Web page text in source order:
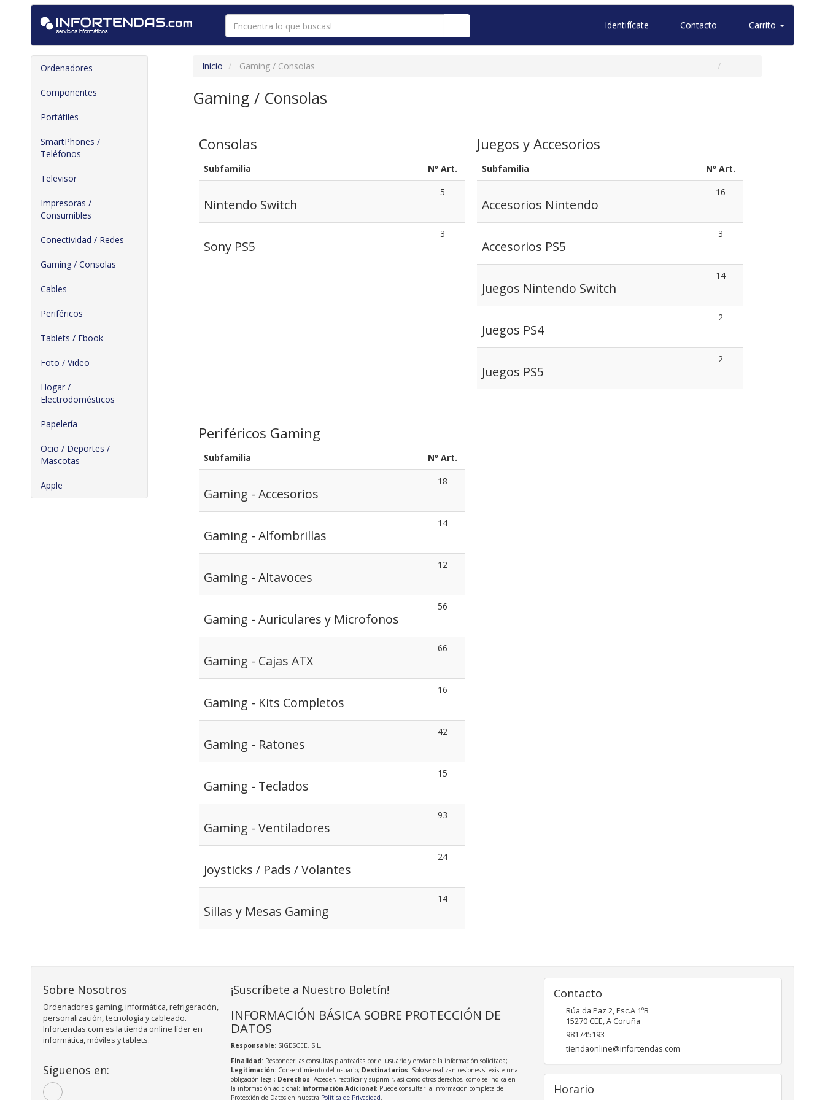
Identifícate Contacto Carrito
Ordenadores
Componentes
Portátiles
SmartPhones /
Teléfonos
Televisor
Impresoras /
Consumibles
Conectividad / Redes
Gaming / Consolas
Cables
Periféricos
Tablets / Ebook
Foto / Video
Hogar /
Electrodomésticos
Papelería
Ocio / Deportes /
Mascotas
Apple
Inicio Gaming / Consolas
Gaming / Consolas
Consolas
Subfamilia Nº Art.
Nintendo Switch
5
Sony PS5
3
Juegos y Accesorios
Subfamilia Nº Art.
Accesorios Nintendo
16
Accesorios PS5
3
Juegos Nintendo Switch
14
Juegos PS4
2
Juegos PS5
2
Periféricos Gaming
Subfamilia Nº Art.
Gaming - Accesorios
18
Gaming - Alfombrillas
14
Gaming - Altavoces
12
Gaming - Auriculares y Microfonos
56
Gaming - Cajas ATX
66
Gaming - Kits Completos
16
Gaming - Ratones
42
Gaming - Teclados
15
Gaming - Ventiladores
93
Joysticks / Pads / Volantes
24
Sillas y Mesas Gaming
14
Sobre Nosotros
Ordenadores gaming, informática, refrigeración,
personalización, tecnología y cableado.
Infortendas.com es la tienda online líder en
informática, móviles y tablets.
Síguenos en:
¡Suscríbete a Nuestro Boletín!
INFORMACIÓN BÁSICA SOBRE PROTECCIÓN DE
DATOS
Responsable: SIGESCEE, S.L.
Finalidad: Responder las consultas planteadas por el usuario y enviarle la información solicitada;
Legitimación: Consentimiento del usuario; Destinatarios: Solo se realizan cesiones si existe una
obligación legal; Derechos: Acceder, rectificar y suprimir, así como otros derechos, como se indica en
la información adicional; Información Adicional: Puede consultar la información completa de
Protección de Datos en nuestra Política de Privacidad.
Contacto
Rúa da Paz 2, Esc.A 1ºB
15270 CEE,A Coruña
981745193
tiendaonline@infortendas.com
Horario